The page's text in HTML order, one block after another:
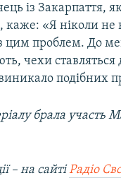
із Закарпаття,
каже: «Я ніколи не
цим проблем. До
чехи ставляться
подібних
брала участь
– на сайтіРадіо